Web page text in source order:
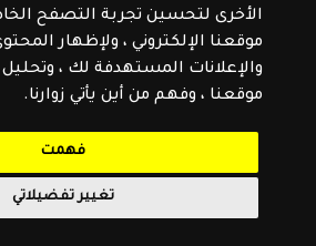
الأخرى لتحسين تجربة التصفح
موقعنا الإلكتروني ، ولإظهار
والإعلانات المستهدفة لك ،
موقعنا ، وفهم من أين يأتي زوارنا.
فهمت
تغيير تفضيلاتي